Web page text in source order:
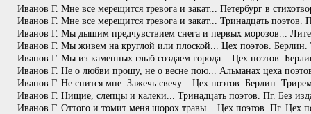
Иванов Г. Мне все мерещится тревога и закат... Петербург в
Иванов Г. Мне все мерещится тревога и закат... Тринадцать поэтов.
Иванов Г. Мы дышим предчувствием снега и первых морозов...
Иванов Г. Мы живем на круглой или плоской... Цех поэтов.
Иванов Г. Мы из каменных глыб создаем города... Цех поэтов.
Иванов Г. Не о любви прошу, не о весне пою... Альманах цеха
Иванов Г. Не спится мне. Зажечь свечу... Цех поэтов. Берлин.
Иванов Г. Нищие, слепцы и калеки... Тринадцать поэтов. Пг. Без
Иванов Г. Оттого и томит меня шорох травы... Цех поэтов. Пг. Цех